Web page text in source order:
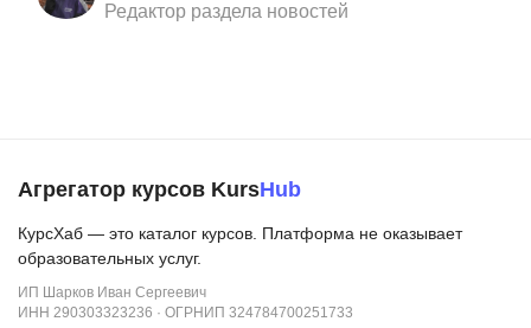
Редактор раздела новостей
Агрегатор курсов KursHub
КурсХаб — это каталог курсов. Платформа не оказывает
образовательных услуг.
ИП Шарков Иван Сергеевич
ИНН 290303323236 · ОГРНИП 324784700251733